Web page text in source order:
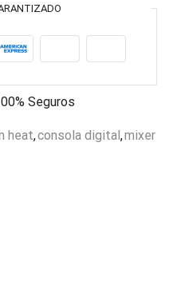
Seguros
heat,consola digital,mixer